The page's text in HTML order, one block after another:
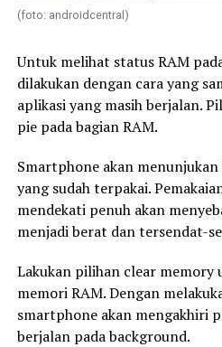
(foto: androidcentral)
Untuk melihat status RAM
dilakukan dengan cara yang
aplikasi yang masih berjalan.
pie pada bagian RAM.
Smartphone akan
yang sudah terpakai.
mendekati penuh akan
menjadi berat dan tersendat-
Lakukan pilihan clear memory
memori RAM. Dengan
smartphone akan mengakhiri
berjalan pada background.